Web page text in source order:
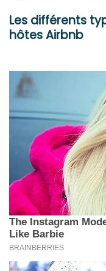
Les différents
hôtes Airbnb